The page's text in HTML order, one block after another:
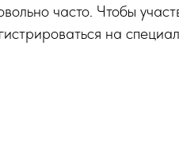
часто. Чтобы
на